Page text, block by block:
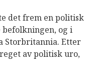
det frem en politisk
befolkningen, og i
Storbritannia. Etter
av politisk uro,